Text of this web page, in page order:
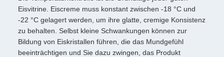
Eisvitrine. Eiscreme muss konstant zwischen -18 °C und
-22 °C gelagert werden, um ihre glatte, cremige Konsistenz
zu behalten. Selbst kleine Schwankungen können zur
Bildung von Eiskristallen führen, die das Mundgefühl
beeinträchtigen und Sie dazu zwingen, das Produkt